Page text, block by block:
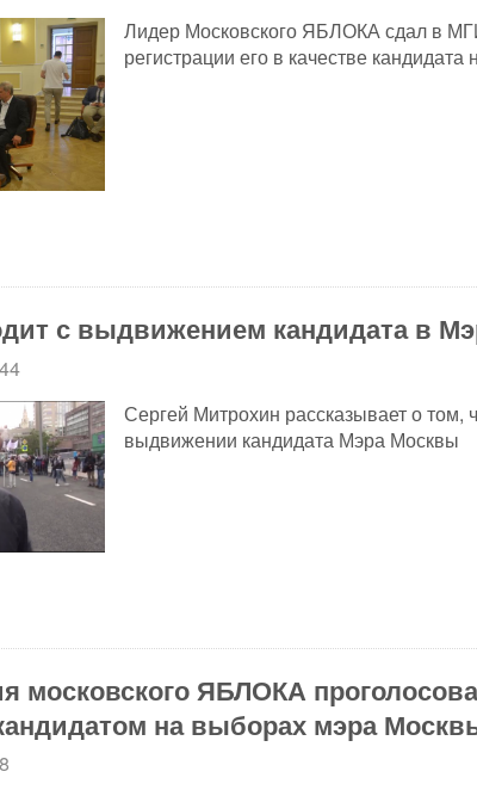
Лидер Московского ЯБЛОКА сдал в
регистрации его в качестве
с выдвижением кандидата в
Сергей Митрохин рассказывает о
выдвижении кандидата Мэра Москвы
московского ЯБЛОКА
на выборах мэра